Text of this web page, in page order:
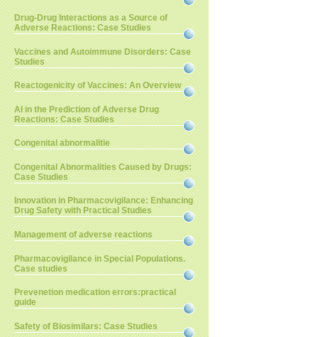
Drug-Drug Interactions as a Source of
Adverse Reactions: Case Studies
Vaccines and Autoimmune Disorders: Case
Studies
Reactogenicity of Vaccines: An Overview
AI in the Prediction of Adverse Drug
Reactions: Case Studies
Congenital abnormalitie
Congenital Abnormalities Caused by Drugs:
Case Studies
Innovation in Pharmacovigilance: Enhancing
Drug Safety with Practical Studies
Management of adverse reactions
Pharmacovigilance in Special Populations.
Case studies
Prevenetion medication errors:practical
guide
Safety of Biosimilars: Case Studies